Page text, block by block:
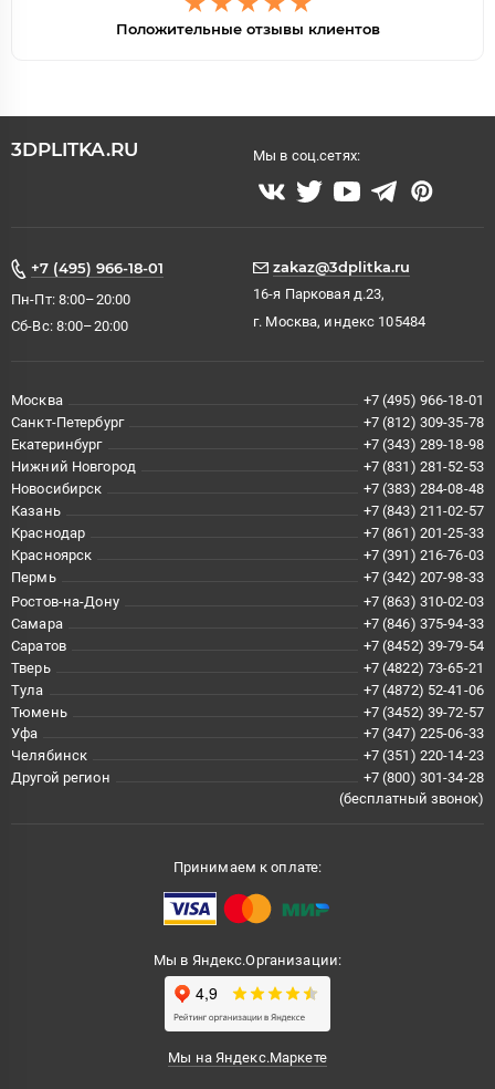
Положительные отзывы клиентов
3DPLITKA.RU Мы в соц.сетях:
+7 (495) 966-18-01
Пн-Пт: 8:00–20:00
Сб-Вс: 8:00–20:00
zakaz@3dplitka.ru
16-я Парковая д.23,
г. Москва, индекс 105484
Москва
+7 (495) 966-18-01
Санкт-Петербург
+7 (812) 309-35-78
Екатеринбург
+7 (343) 289-18-98
Нижний Новгород
+7 (831) 281-52-53
Новосибирск
+7 (383) 284-08-48
Казань
+7 (843) 211-02-57
Краснодар
+7 (861) 201-25-33
Красноярск
+7 (391) 216-76-03
Пермь
+7 (342) 207-98-33
Ростов-на-Дону
+7 (863) 310-02-03
Самара
+7 (846) 375-94-33
Саратов
+7 (8452) 39-79-54
Тверь
+7 (4822) 73-65-21
Тула
+7 (4872) 52-41-06
Тюмень
+7 (3452) 39-72-57
Уфа
+7 (347) 225-06-33
Челябинск
+7 (351) 220-14-23
Другой регион
+7 (800) 301-34-28
(бесплатный звонок)
Принимаем к оплате:
Мы в Яндекс.Организации:
Мы на Яндекс.Маркете